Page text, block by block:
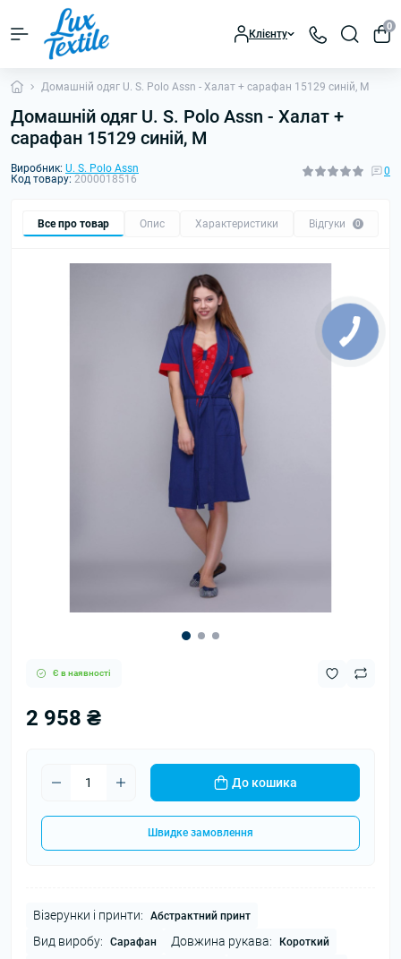
Клієнту
0
Домашній одяг U. S. Polo Assn - Халат + сарафан 15129 синій, М
Домашній одяг U. S. Polo Assn - Халат +
сарафан 15129 синій, М
Виробник: U. S. Polo Assn
Код товару: 2000018516
0
Все про товар Опис Характеристики Відгуки 0
Є в наявності
2 958 ₴
До кошика
Швидке замовлення
Візерунки і принти: Абстрактний принт
Вид виробу: Сарафан Довжина рукава: Короткий